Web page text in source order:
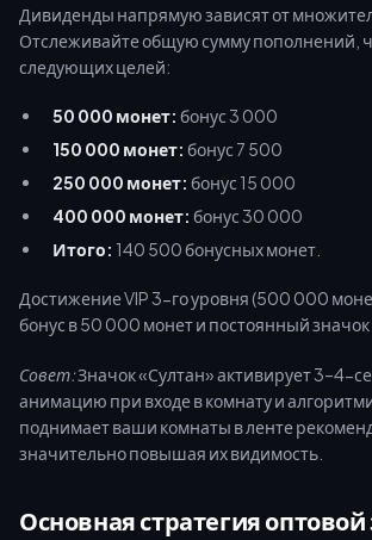
Дивиденды напрямую зависят от
Отслеживайте общую сумму пополнений,
следующих целей:
50 000 монет: бонус 3 000
150 000 монет: бонус 7 500
250 000 монет: бонус 15 000
400 000 монет: бонус 30 000
Итого: 140 500 бонусных монет.
Достижение VIP 3-го уровня (500 000
бонус в 50 000 монет и постоянный значок
Совет:Значок «Султан» активирует 3–4-
анимацию при входе в комнату и
поднимает ваши комнаты в ленте
значительно повышая их видимость.
Основная стратегия оптовой